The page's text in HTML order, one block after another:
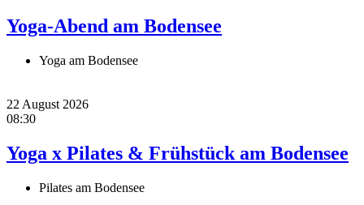
Yoga-Abend am Bodensee
Yoga am Bodensee
22 August 2026
08:30
Yoga x Pilates & Frühstück am Bodensee
Pilates am Bodensee